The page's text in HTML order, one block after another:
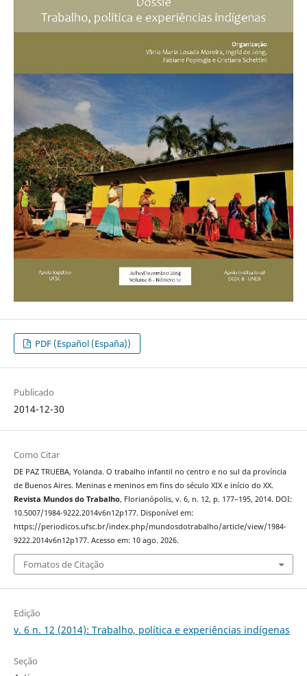
PDF (Español (España))
Publicado
2014-12-30
Como Citar
DE PAZ TRUEBA, Yolanda. O trabalho infantil no centro e no sul da província
de Buenos Aires. Meninas e meninos em fins do século XIX e início do XX.
Revista Mundos do Trabalho, Florianópolis, v. 6, n. 12, p. 177–195, 2014. DOI:
10.5007/1984-9222.2014v6n12p177. Disponível em:
https://periodicos.ufsc.br/index.php/mundosdotrabalho/article/view/1984-
9222.2014v6n12p177. Acesso em: 10 ago. 2026.
Fomatos de Citação
Edição
v. 6 n. 12 (2014): Trabalho, política e experiências indígenas
Seção